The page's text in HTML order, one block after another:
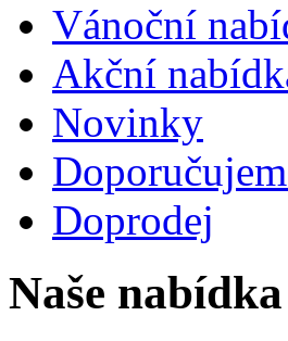
Vánoční
Akční
Novinky
Doprodej
Naše nabídka